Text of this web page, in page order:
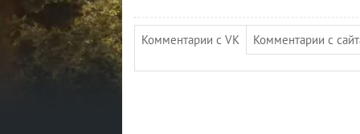
Комментарии с VK Комментарии с